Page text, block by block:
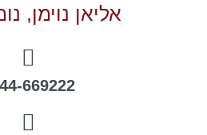
אליאן נוימן,
669222